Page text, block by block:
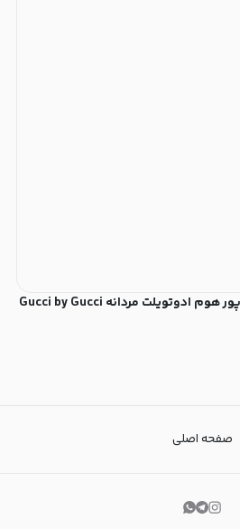
عطر ادکلن گوچی بای گوچی پور هوم ادوتویلت مردانه Gucci by Gucci
صفحه اصلی